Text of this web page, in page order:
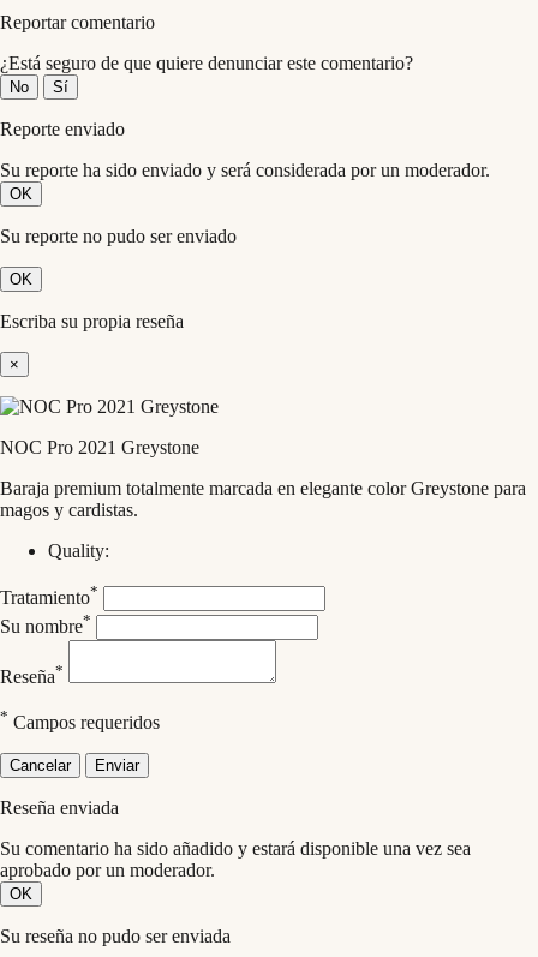
Reportar comentario
¿Está seguro de que quiere denunciar este comentario?
No Sí
Reporte enviado
Su reporte ha sido enviado y será considerada por un moderador.
OK
Su reporte no pudo ser enviado
OK
Escriba su propia reseña
×
NOC Pro 2021 Greystone
Baraja premium totalmente marcada en elegante color Greystone para
magos y cardistas.
Quality:
Tratamiento*
Su nombre*
Reseña*
* Campos requeridos
Cancelar Enviar
Reseña enviada
Su comentario ha sido añadido y estará disponible una vez sea
aprobado por un moderador.
OK
Su reseña no pudo ser enviada